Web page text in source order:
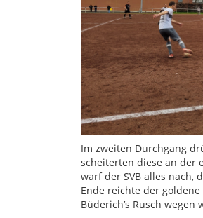
Im zweiten Durchgang
scheiterten diese an der
warf der SVB alles nach,
Ende reichte der
Büderich’s Rusch